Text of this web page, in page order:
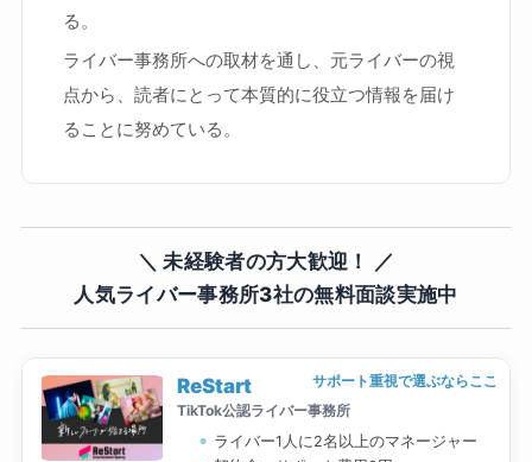
る。
ライバー事務所への取材を通し、元ライバーの視
点から、読者にとって本質的に役立つ情報を届け
ることに努めている。
＼ 未経験者の方大歓迎！ ／
人気ライバー事務所3社の無料面談実施中
サポート重視で選ぶならここ
ReStart
TikTok公認ライバー事務所
ライバー1人に2名以上のマネージャー